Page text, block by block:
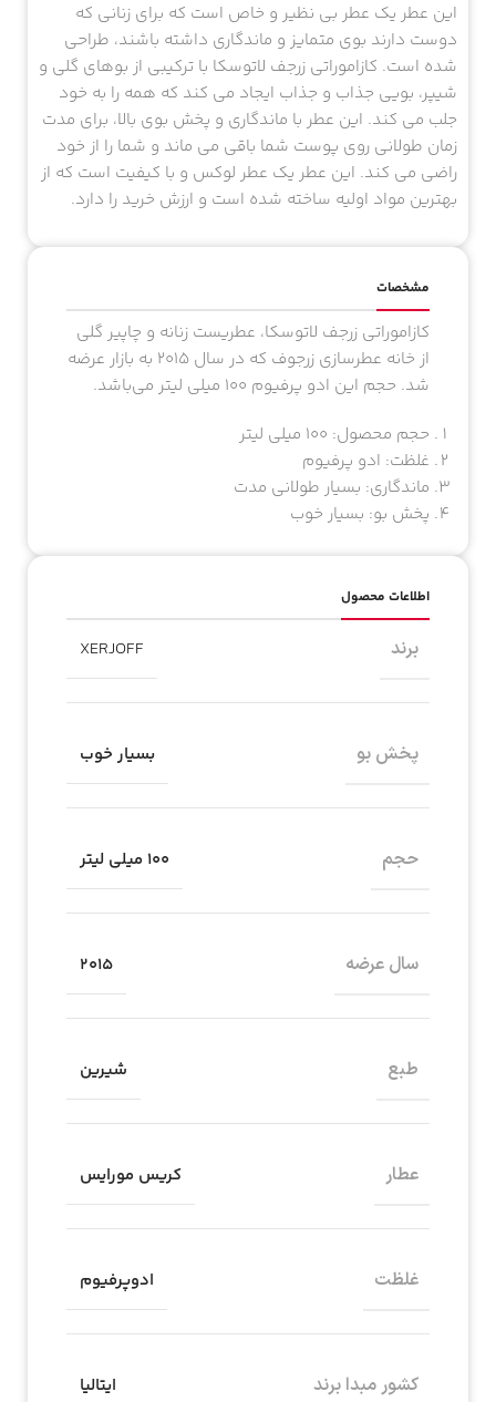
این عطر یک عطر بی نظیر و خاص است که برای زنانی که
دوست دارند بوی متمایز و ماندگاری داشته باشند، طراحی
شده است. کازاموراتی زرجف لاتوسکا با ترکیبی از بوهای گلی و
شیپر، بویی جذاب و جذاب ایجاد می کند که همه را به خود
جلب می کند. این عطر با ماندگاری و پخش بوی بالا، برای مدت
زمان طولانی روی پوست شما باقی می ماند و شما را از خود
راضی می کند. این عطر یک عطر لوکس و با کیفیت است که از
بهترین مواد اولیه ساخته شده است و ارزش خرید را دارد.
مشخصات
کازاموراتی زرجف لاتوسکا، عطریست زنانه و چاپیر گلی
از خانه عطرسازی زرجوف که در سال ۲۰۱۵ به بازار عرضه
شد. حجم این ادو پرفیوم ۱۰۰ میلی لیتر می‌باشد.
حجم محصول: ۱۰۰ میلی لیتر
غلظت: ادو پرفیوم
ماندگاری: بسیار طولانی مدت
پخش بو: بسیار خوب
اطلاعات محصول
برند XERJOFF
پخش بو بسیار خوب
حجم ۱۰۰ میلی لیتر
سال عرضه 2015
طبع شیرین
عطار کریس مورایس
غلظت ادوپرفیوم
کشور مبدا برند ایتالیا